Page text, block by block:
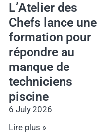
L’Atelier des
Chefs lance une
formation pour
répondre au
manque de
techniciens
piscine
6 July 2026
Lire plus »